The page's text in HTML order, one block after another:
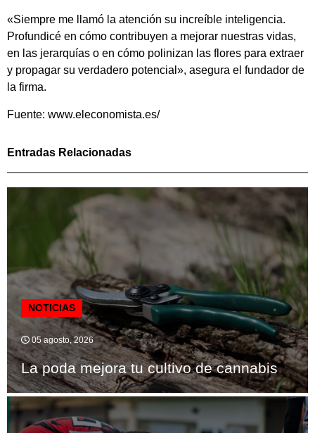
«Siempre me llamó la atención su increíble inteligencia.
Profundicé en cómo contribuyen a mejorar nuestras vidas,
en las jerarquías o en cómo polinizan las flores para extraer
y propagar su verdadero potencial», asegura el fundador de
la firma.
Fuente: www.eleconomista.es/
Entradas Relacionadas
NOTICIAS
05 agosto, 2026
La poda mejora tu cultivo de cannabis